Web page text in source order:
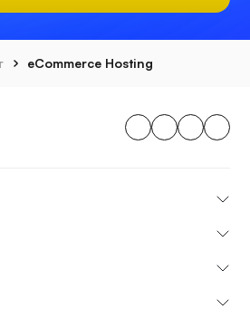
eCommerce Hosting